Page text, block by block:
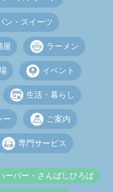
ン・スイーツ
屋 ラーメン
イベント
生活・暮らし
ー ご案内
専門サービス
ーバー・さんばしひろば